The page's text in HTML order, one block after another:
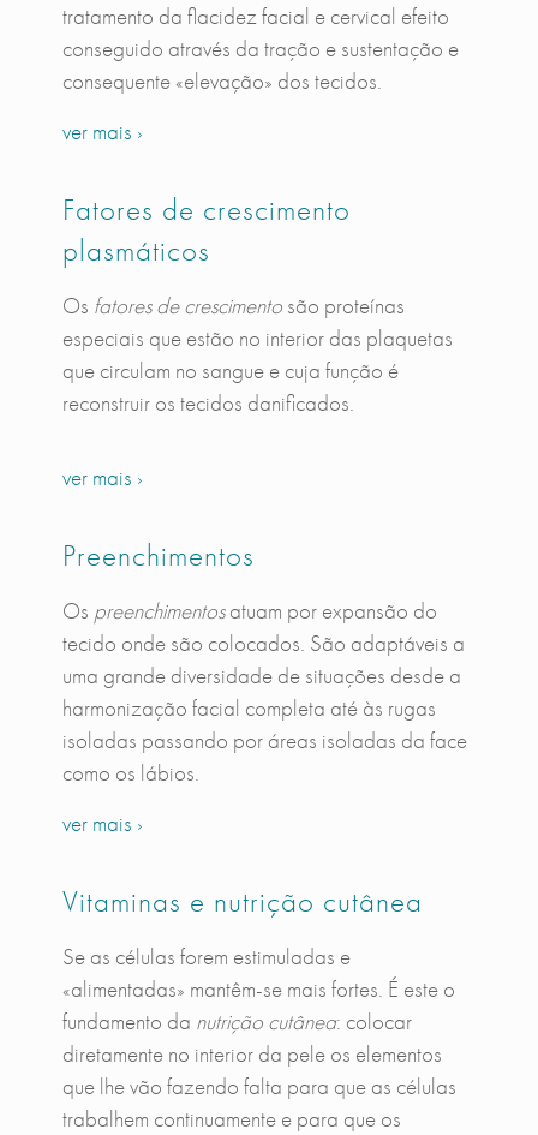
tratamento da flacidez facial e cervical efeito
conseguido através da tração e sustentação e
consequente «elevação» dos tecidos.
ver mais ›
Fatores de crescimento
plasmáticos
Os fatores de crescimentosão proteínas
especiais que estão no interior das plaquetas
que circulam no sangue e cuja função é
reconstruir os tecidos danificados.
ver mais ›
Preenchimentos
Os preenchimentosatuam por expansão do
tecido onde são colocados. São adaptáveis a
uma grande diversidade de situações desde a
harmonização facial completa até às rugas
isoladas passando por áreas isoladas da face
como os lábios.
ver mais ›
Vitaminas e nutrição cutânea
Se as células forem estimuladas e
«alimentadas» mantêm-se mais fortes. É este o
fundamento da nutrição cutânea: colocar
diretamente no interior da pele os elementos
que lhe vão fazendo falta para que as células
trabalhem continuamente e para que os